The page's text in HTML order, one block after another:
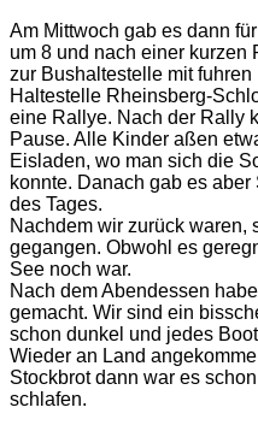
Am Mittwoch gab es dann
um 8 und nach einer kurzen
zur Bushaltestelle mit
Haltestelle Rheinsberg-
eine Rallye. Nach der Rally
Pause. Alle Kinder aßen
Eisladen, wo man sich die
konnte. Danach gab es
des Tages.
Nachdem wir zurück waren,
gegangen. Obwohl es
See noch war.
Nach dem Abendessen
gemacht. Wir sind ein
schon dunkel und jedes
Wieder an Land
Stockbrot dann war es
schlafen.